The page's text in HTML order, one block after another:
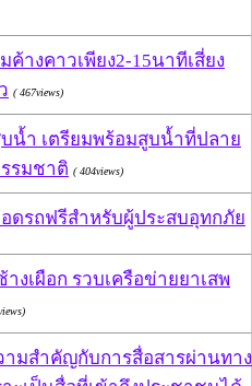
างคาวเพียง2-15นาทีเสี่ยง
( 467views)
บน้ำ เตรียมพร้อมสูบน้ำที่ปลาย
รมชาติ ( 404views)
ดรถฟรีสำหรับผู้ประสบอุทกภัย
งเผือก รวบเครือข่ายยาเสพ
มสำคัญกับการสื่อสารผ่านทาง